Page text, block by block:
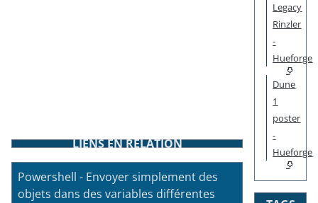
LIENS EN RELATION
Powershell - Envoyer simplement des
objets dans des variables différentes
Legacy
Rinzler
-
Hueforge
Dune
1
poster
-
Hueforge